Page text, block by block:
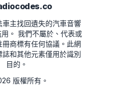
58153123
車主找回遺失的汽車音響
。 我們不屬於、代表或
冊商標有任何協議。此網
和其他元素僅用於識別
目的。
版權所有。